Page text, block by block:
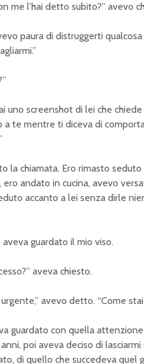
me l’hai detto subito?” avevo
paura di distruggerti
uno screenshot di lei che
a te mentre ti diceva di
la chiamata. Ero rimasto
ero andato in cucina, avevo
accanto a lei senza dirle
aveva guardato il mio viso.
aveva chiesto.
avevo detto. “Come
guardato con quella
poi aveva deciso di
di quello che succedeva